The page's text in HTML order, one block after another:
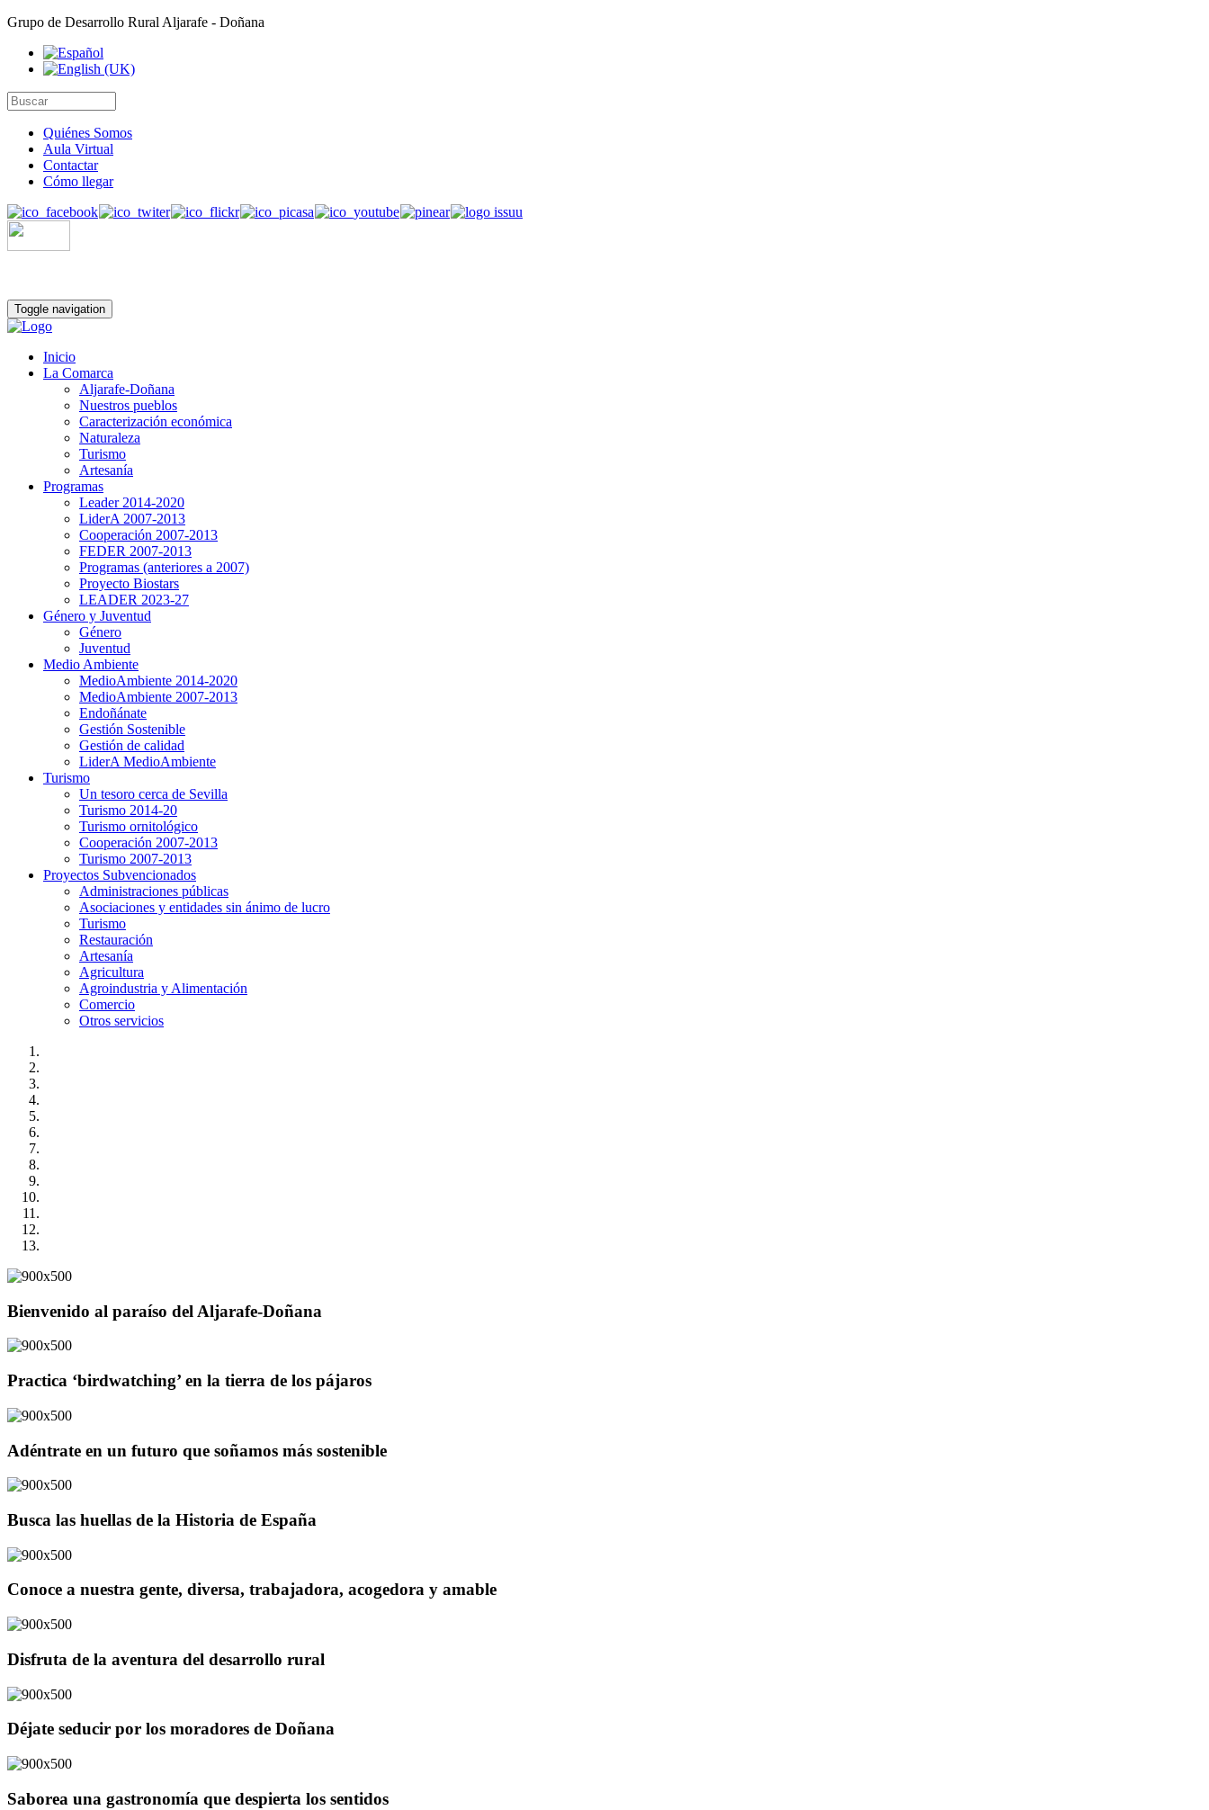
Grupo de Desarrollo Rural Aljarafe - Doñana
Quiénes Somos
Aula Virtual
Contactar
Cómo llegar
Toggle navigation
Inicio
La Comarca
Aljarafe-Doñana
Nuestros pueblos
Caracterización económica
Naturaleza
Turismo
Artesanía
Programas
Leader 2014-2020
LiderA 2007-2013
Cooperación 2007-2013
FEDER 2007-2013
Programas (anteriores a 2007)
Proyecto Biostars
LEADER 2023-27
Género y Juventud
Género
Juventud
Medio Ambiente
MedioAmbiente 2014-2020
MedioAmbiente 2007-2013
Endoñánate
Gestión Sostenible
Gestión de calidad
LiderA MedioAmbiente
Turismo
Un tesoro cerca de Sevilla
Turismo 2014-20
Turismo ornitológico
Cooperación 2007-2013
Turismo 2007-2013
Proyectos Subvencionados
Administraciones públicas
Asociaciones y entidades sin ánimo de lucro
Turismo
Restauración
Artesanía
Agricultura
Agroindustria y Alimentación
Comercio
Otros servicios
Bienvenido al paraíso del Aljarafe-Doñana
Practica ‘birdwatching’ en la tierra de los pájaros
Adéntrate en un futuro que soñamos más sostenible
Busca las huellas de la Historia de España
Conoce a nuestra gente, diversa, trabajadora, acogedora y amable
Disfruta de la aventura del desarrollo rural
Déjate seducir por los moradores de Doñana
Saborea una gastronomía que despierta los sentidos